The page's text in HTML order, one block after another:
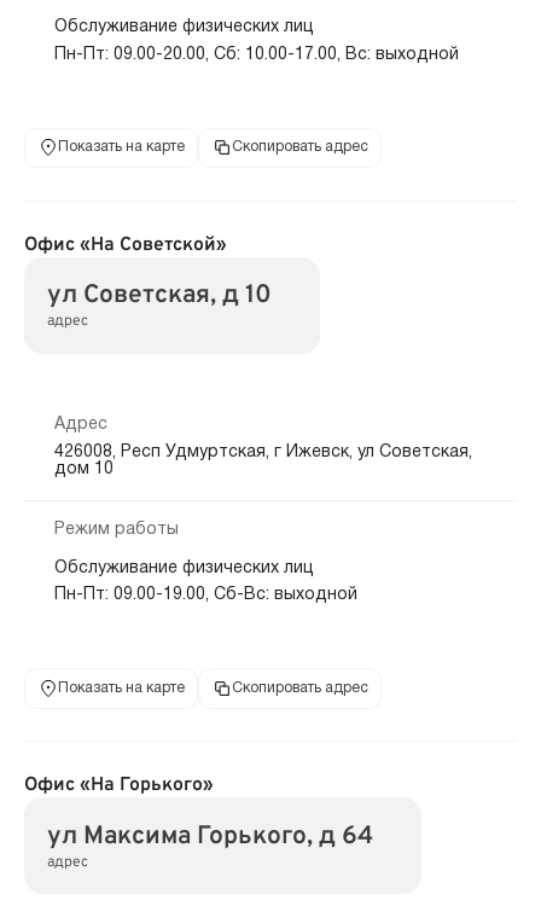
Обслуживание физических лиц
Пн-Пт: 09.00-20.00, Сб: 10.00-17.00, Вс: выходной
Показать на карте Скопировать адрес
Офис «На Советской»
ул Советская, д 10
адрес
Адрес
426008, Респ Удмуртская, г Ижевск, ул Советская,
дом 10
Режим работы
Обслуживание физических лиц
Пн-Пт: 09.00-19.00, Сб-Вс: выходной
Показать на карте Скопировать адрес
Офис «На Горького»
ул Максима Горького, д 64
адрес